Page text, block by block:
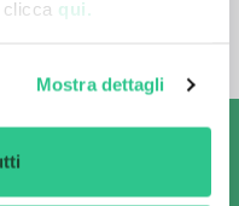
qui.
Mostra dettagli